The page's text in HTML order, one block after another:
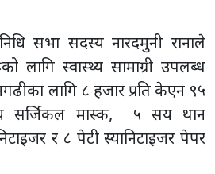
सभा सदस्य नारदमुनी रानाले
लागि स्वास्थ्य सामाग्री उपलब्ध
लागि ८ हजार प्रति केएन ९५
सर्जिकल मास्क, ५ सय थान
र ८ पेटी स्यानिटाइजर पेपर